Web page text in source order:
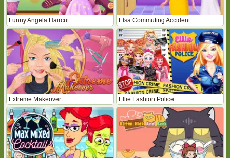
Funny Angela Haircut Elsa Commuting Accident
Extreme Makeover Ellie Fashion Police